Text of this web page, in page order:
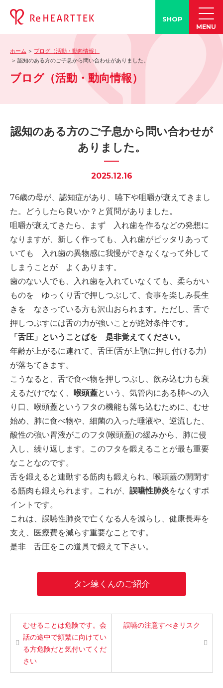
製品情報
-「タン練くん」
-ブログ
-学会発表情報
-メディア紹介事例
-誤嚥・誤嚥性肺炎とは
-誤嚥のQ&A(コラム)
-誤嚥・誤嚥性肺炎の予防策
会社情報
ショップ
電話する
SHOP
MENU
ホーム
ブログ（活動・動向情報）
認知のある方のご子息から問い合わせがありました。
ブログ（活動・動向情報）
認知のある方のご子息から問い合わせが
ありました。
2025.12.16
76歳の母が、認知症があり、嚥下や咀嚼が衰えてきまし
た。どうしたら良いか？と質問がありました。
咀嚼が衰えてきたら、まず 入れ歯を作るなどの発想に
なりますが、新しく作っても、入れ歯がピッタリあって
いても 入れ歯の異物感に我慢ができなくなって外して
しまうことが よくあります。
歯のない人でも、入れ歯を入れていなくても、柔らかい
ものを ゆっくり舌で押しつぶして、食事を楽しみ長生
きを なさっている方も沢山おられます。ただし、舌で
押しつぶすには舌の力が強いことが絶対条件です。
「舌圧」ということばを 是非覚えてください。
年齢が上がるに連れて、舌圧(舌が上顎に押し付ける力)
が落ちてきます。
こうなると、舌で食べ物を押しつぶし、飲み込む力も衰
えるだけでなく、 喉頭蓋という、気管内にある肺への入
り口、喉頭蓋というフタの機能も落ち込むために、むせ
始め、肺に食べ物や、細菌の入った唾液や、逆流した、
酸性の強い胃液がこのフタ(喉頭蓋)の緩みから、肺に侵
入し、繰り返します。このフタを鍛えることが最も重要
なことなのです。
舌を鍛えると連動する筋肉も鍛えられ、喉頭蓋の開閉す
る筋肉も鍛えられます。これが、 誤嚥性肺炎をなくすポ
イントです。
これは、誤嚥性肺炎で亡くなる人を減らし、健康長寿を
支え、医療費を減らす重要なことです。
是非 舌圧をこの道具で鍛えて下さい。
タン練くんのご紹介
むせることは危険です。会
話の途中で頻繁に向けてい
る方危険だと気付いてくだ
さい
誤嚥の注意すべきリスク